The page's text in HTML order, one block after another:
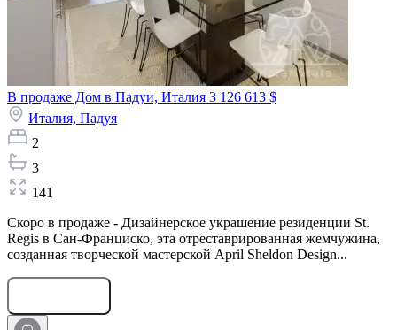
В продаже Дом в Падуи, Италия 3 126 613 $
Италия, Падуя
2
3
141
Скоро в продаже - Дизайнерское украшение резиденции St.
Regis в Сан-Франциско, эта отреставрированная жемчужина,
созданная творческой мастерской April Sheldon Design...